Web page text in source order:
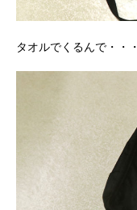
タオルでくるんで・・・